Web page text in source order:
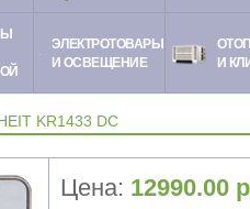
ЭЛЕКТРОТОВАРЫ
И ОСВЕЩЕНИЕ
И
KR1433 DC
Цена: 12990.00